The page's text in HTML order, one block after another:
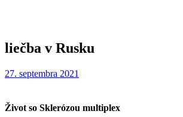
liečba v Rusku
27. septembra 2021
Život so Sklerózou multiplex